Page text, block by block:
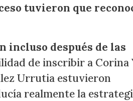
tuvieron que
incluso después de las
de inscribir a Corina
Urrutia estuvieron
realmente la